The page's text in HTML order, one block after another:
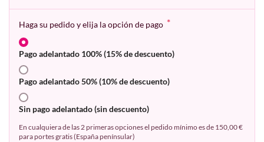
Haga su pedido y elija la opción de pago *
Pago adelantado 100% (15% de descuento)
Pago adelantado 50% (10% de descuento)
Sin pago adelantado (sin descuento)
En cualquiera de las 2 primeras opciones el pedido mínimo es de 150,00 €
para portes gratis (España penínsular)